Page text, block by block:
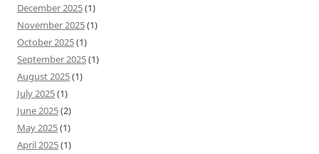
December 2025(1)
November 2025(1)
October 2025(1)
September 2025(1)
August 2025(1)
July 2025(1)
June 2025(2)
May 2025(1)
April 2025(1)